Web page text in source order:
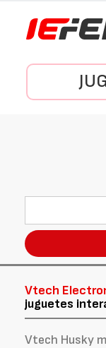
Vtech
juguetes
Vtech Husky